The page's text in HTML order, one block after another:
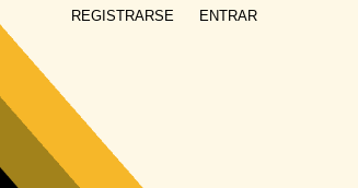
REGISTRARSE ENTRAR